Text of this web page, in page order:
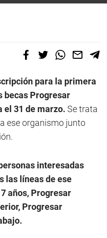
para la primera
becas Progresar
el 31 de marzo. Se trata
ese organismo junto
interesadas
las líneas de ese
años, Progresar
Progresar